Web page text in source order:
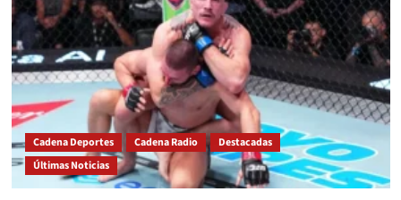
Cadena Deportes Cadena Radio
Destacadas
Últimas Noticias